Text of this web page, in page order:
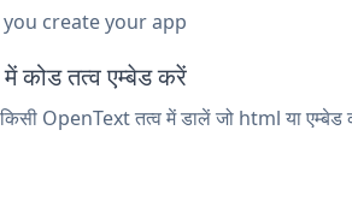
create your app
कोड तत्व एम्बेड करें
OpenText तत्व में डालें जो html या